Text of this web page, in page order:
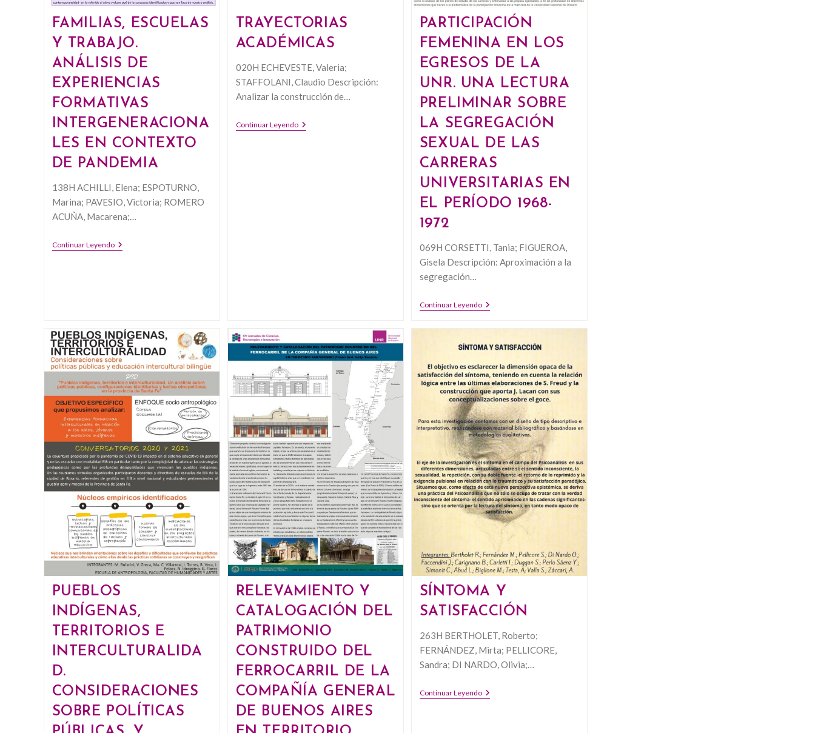
FAMILIAS, ESCUELAS
Y TRABAJO.
ANÁLISIS DE
EXPERIENCIAS
FORMATIVAS
INTERGENERACIONA
LES EN CONTEXTO
DE PANDEMIA
138H ACHILLI, Elena; ESPOTURNO,
Marina; PAVESIO, Victoria; ROMERO
ACUÑA, Macarena;…
Continuar LeyendoFAMILIAS,
ESCUELAS
EN
CONTEXTO
DE
PANDEMIA
TRAYECTORIAS
ACADÉMICAS
020H ECHEVESTE, Valeria;
STAFFOLANI, Claudio Descripción:
Analizar la construcción de…
Continuar LeyendoTRAYECTORIAS
ACADÉMICAS
PARTICIPACIÓN
FEMENINA EN LOS
EGRESOS DE LA
UNR. UNA LECTURA
PRELIMINAR SOBRE
LA SEGREGACIÓN
SEXUAL DE LAS
CARRERAS
UNIVERSITARIAS EN
EL PERÍODO 1968-
1972
069H CORSETTI, Tania; FIGUEROA,
Gisela Descripción: Aproximación a la
segregación…
Continuar LeyendoPARTICIPACIÓN
FEMENINA
EGRESOS
DE
LA
UNR.
UNA
LECTURA
PRELIMINAR
SOBRE
LA
SEGREGACIÓN
SEXUAL
DE
LAS
CARRERAS
UNIVERSITARIAS
EN
EL
PERÍODO
1968-
PUEBLOS
INDÍGENAS,
TERRITORIOS E
INTERCULTURALIDA
D.
CONSIDERACIONES
SOBRE POLÍTICAS
RELEVAMIENTO Y
CATALOGACIÓN DEL
PATRIMONIO
CONSTRUIDO DEL
FERROCARRIL DE LA
COMPAÑÍA GENERAL
DE BUENOS AIRES
SÍNTOMA Y
SATISFACCIÓN
263H BERTHOLET, Roberto;
FERNÁNDEZ, Mirta; PELLICORE,
Sandra; DI NARDO, Olivia;…
Continuar LeyendoSÍNTOMA
Y